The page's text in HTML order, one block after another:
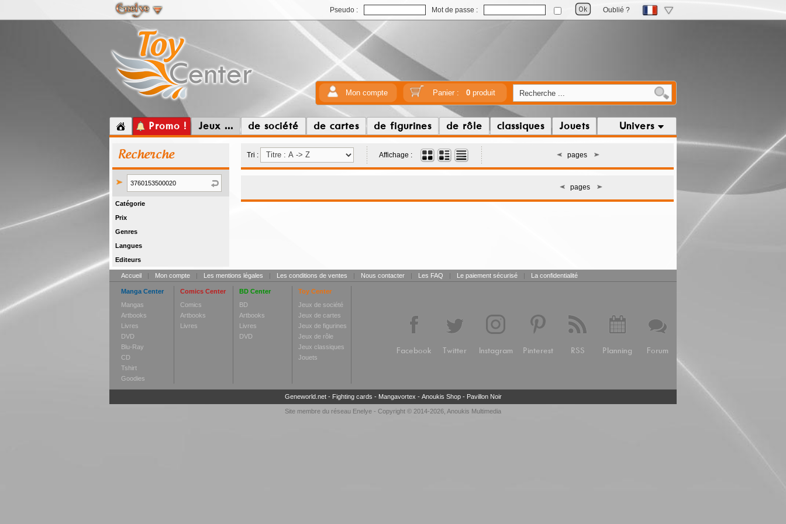
Pseudo : Mot de passe : Oublié ?
Mon compte Panier : 0produit
Promo ! Jeux ... de société de cartes de figurines de rôle classiques Jouets Univers
Recherche
Catégorie
Prix
Genres
Langues
Editeurs
Tri : Affichage : pages
pages
Accueil | Mon compte | Les mentions légales | Les conditions de ventes | Nous contacter | Les FAQ | Le paiement sécurisé | La confidentialité
Manga Center
Mangas
Artbooks
Livres
DVD
Blu-Ray
CD
Tshirt
Goodies
Comics Center
Comics
Artbooks
Livres
BD Center
BD
Artbooks
Livres
DVD
Toy Center
Jeux de société
Jeux de cartes
Jeux de figurines
Jeux de rôle
Jeux classiques
Jouets
Facebook Twitter Instagram Pinterest RSS Planning Forum
Geneworld.net- Fighting cards - Mangavortex - Anoukis Shop- Pavillon Noir
Site membre du réseau Enelye - Copyright © 2014-2026, Anoukis Multimedia